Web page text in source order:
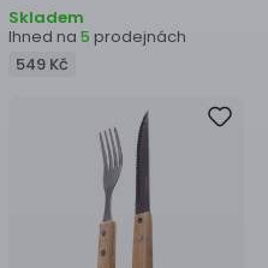
Skladem
Ihned na 5 prodejnách
549 Kč